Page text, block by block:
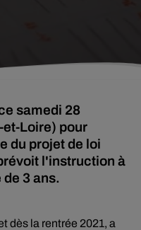
samedi 28
et-Loire) pour
du projet de loi
l'instruction à
3 ans.
dès la rentrée 2021, a